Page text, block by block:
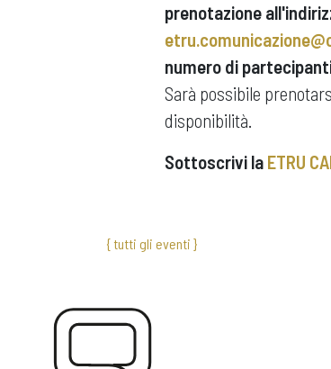
prenotazione
numero di
Sarà possibile
disponibilità.
Sottoscrivi la ETRU
{ tutti gli eventi }